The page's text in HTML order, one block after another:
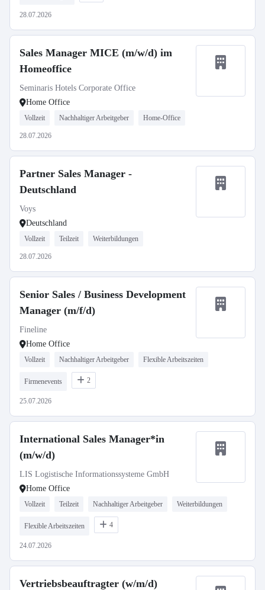
28.07.2026
Sales Manager MICE (m/w/d) im
Homeoffice
Seminaris Hotels Corporate Office
Home Office
Vollzeit Nachhaltiger Arbeitgeber Home-Office
28.07.2026
Partner Sales Manager -
Deutschland
Voys
Deutschland
Vollzeit Teilzeit Weiterbildungen
28.07.2026
Senior Sales / Business Development
Manager (m/f/d)
Fineline
Home Office
Vollzeit Nachhaltiger Arbeitgeber Flexible Arbeitszeiten
Firmenevents 2
25.07.2026
International Sales Manager*in
(m/w/d)
LIS Logistische Informationssysteme GmbH
Home Office
Vollzeit Teilzeit Nachhaltiger Arbeitgeber Weiterbildungen
Flexible Arbeitszeiten 4
24.07.2026
Vertriebsbeauftragter (w/m/d)